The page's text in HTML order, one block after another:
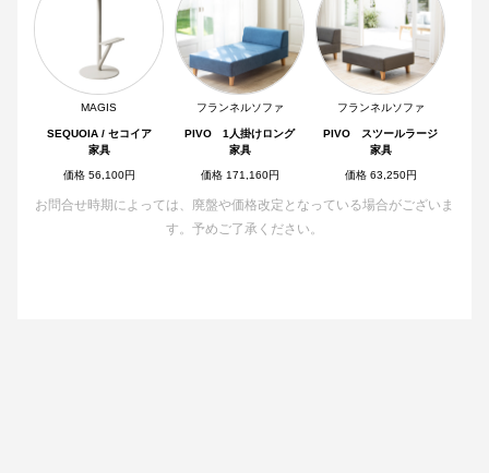
MAGIS
SEQUOIA / セコイア
家具
価格 56,100円
フランネルソファ
PIVO 1人掛けロング
家具
価格 171,160円
フランネルソファ
PIVO スツールラージ
家具
価格 63,250円
お問合せ時期によっては、廃盤や価格改定となっている場合がございま
す。予めご了承ください。